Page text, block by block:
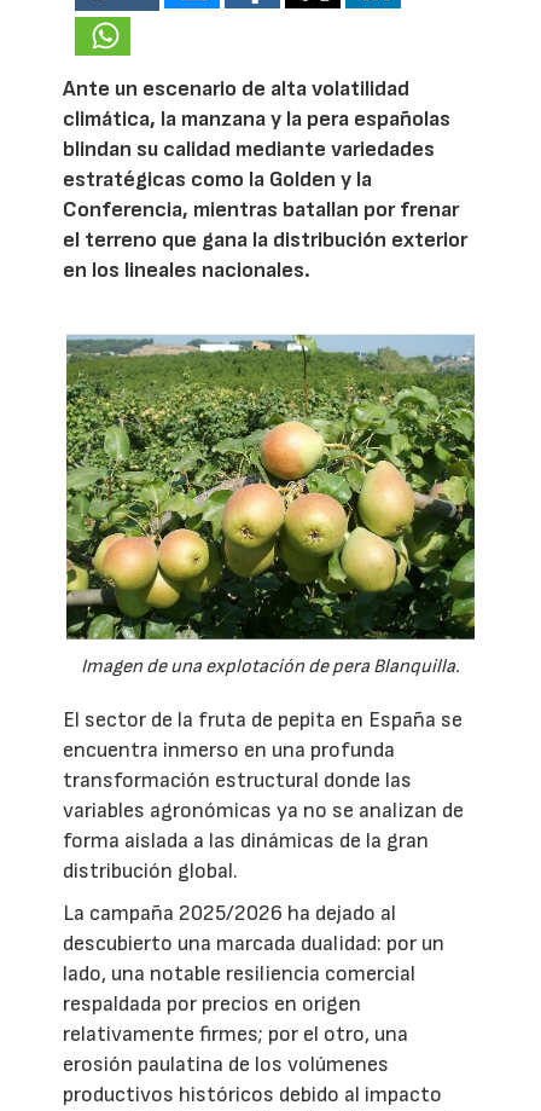
Ante un escenario de alta volatilidad
climática, la manzana y la pera españolas
blindan su calidad mediante variedades
estratégicas como la Golden y la
Conferencia, mientras batallan por frenar
el terreno que gana la distribución exterior
en los lineales nacionales.
Imagen de una explotación de pera Blanquilla.
El sector de la fruta de pepita en España se
encuentra inmerso en una profunda
transformación estructural donde las
variables agronómicas ya no se analizan de
forma aislada a las dinámicas de la gran
distribución global.
La campaña 2025/2026 ha dejado al
descubierto una marcada dualidad: por un
lado, una notable resiliencia comercial
respaldada por precios en origen
relativamente firmes; por el otro, una
erosión paulatina de los volúmenes
productivos históricos debido al impacto